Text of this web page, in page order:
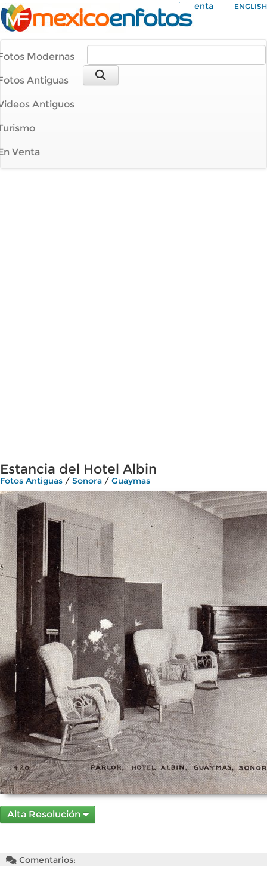
Mi Cuenta ENGLISH
Modernas
Antiguas
Antiguos
Venta
Estancia del Hotel Albin
Fotos Antiguas / Sonora / Guaymas
Alta Resolución
Comentarios: